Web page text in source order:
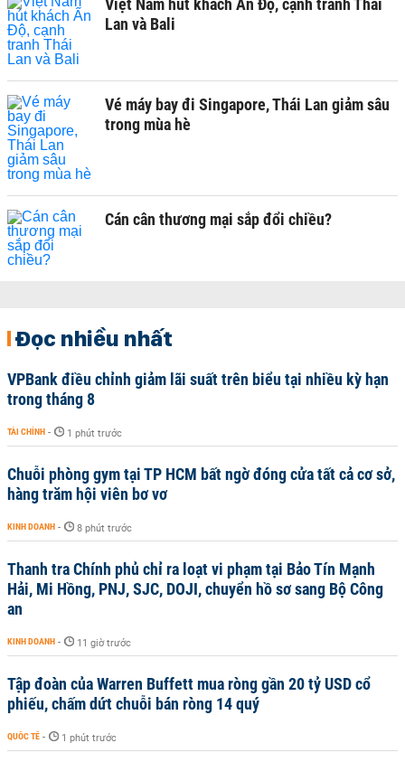
Việt Nam hút khách Ấn Độ, cạnh tranh Thái
Lan và Bali
Vé máy bay đi Singapore, Thái Lan giảm sâu
trong mùa hè
Cán cân thương mại sắp đổi chiều?
Đọc nhiều nhất
VPBank điều chỉnh giảm lãi suất trên biểu tại nhiều kỳ hạn
trong tháng 8
TÀI CHÍNH - 1 phút trước
Chuỗi phòng gym tại TP HCM bất ngờ đóng cửa tất cả cơ sở,
hàng trăm hội viên bơ vơ
KINH DOANH - 8 phút trước
Thanh tra Chính phủ chỉ ra loạt vi phạm tại Bảo Tín Mạnh
Hải, Mi Hồng, PNJ, SJC, DOJI, chuyển hồ sơ sang Bộ Công
an
KINH DOANH - 11 giờ trước
Tập đoàn của Warren Buffett mua ròng gần 20 tỷ USD cổ
phiếu, chấm dứt chuỗi bán ròng 14 quý
QUỐC TẾ - 1 phút trước